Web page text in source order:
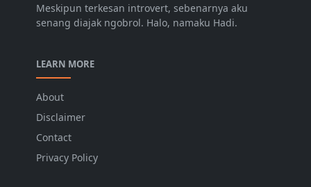
Meskipun terkesan introvert, sebenarnya aku
senang diajak ngobrol. Halo, namaku Hadi.
LEARN MORE
About
Disclaimer
Contact
Privacy Policy